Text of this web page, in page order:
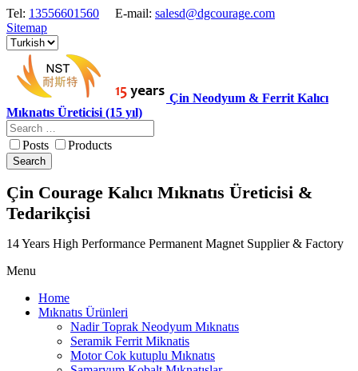
Tel: 13556601560 E-mail: salesd@dgcourage.com
Sitemap
Çin Neodyum & Ferrit Kalıcı
Mıknatıs Üreticisi (15 yıl)
Posts Products
Search
Çin Courage Kalıcı Mıknatıs Üreticisi &
Tedarikçisi
14 Years High Performance Permanent Magnet Supplier & Factory
Menu
Home
Mıknatıs Ürünleri
Nadir Toprak Neodyum Mıknatıs
Seramik Ferrit Miknatis
Motor Cok kutuplu Mıknatıs